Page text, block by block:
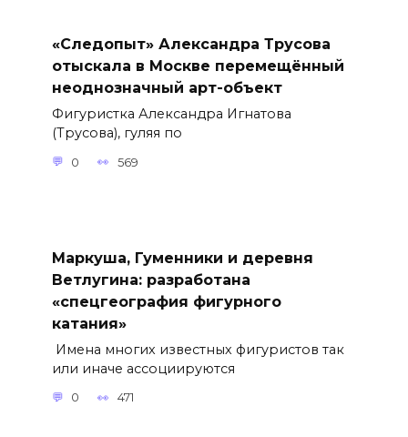
«Следопыт» Александра Трусова
отыскала в Москве перемещённый
неоднозначный арт-объект
Фигуристка Александра Игнатова
(Трусова), гуляя по
0 569
Маркуша, Гуменники и деревня
Ветлугина: разработана
«спецгеография фигурного
катания»
Имена многих известных фигуристов так
или иначе ассоциируются
0 471